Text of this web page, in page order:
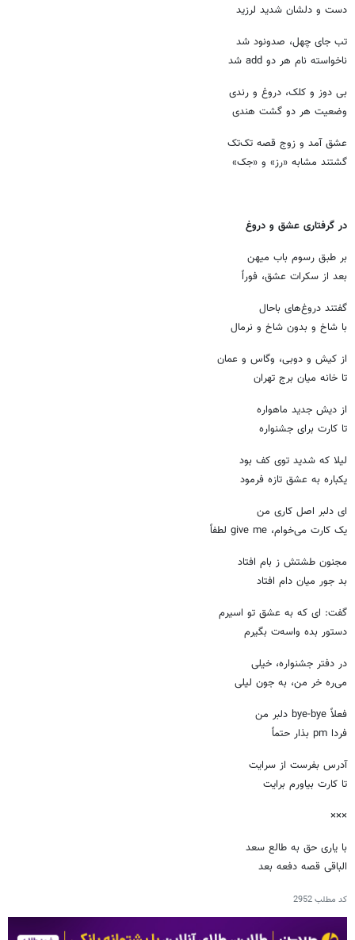
دست و دلشان شدید لرزید
تب جای چهل، صدونود شد
ناخواسته نام هر دو add شد
بی دوز و کلک، دروغ و رندی
وضعیت هر دو گشت هندی
عشق آمد و زوج قصه تک‌تک
گشتند مشابه «رز» و «جک»
در گرفتاری عشق و دروغ
بر طبق رسوم باب میهن
بعد از سکرات عشق، فوراً
گفتند دروغ‌های باحال
با شاخ و بدون شاخ و نرمال
از کیش و دوبی، وگاس و عمان
تا خانه میان برج تهران
از دیش جدید ماهواره
تا کارت برای جشنواره
لیلا که شدید توی کف بود
یکباره به عشق تازه فرمود
ای دلبر اصل کاری من
یک کارت می‌خوام، give me لطفاً
مجنون طشتش ز بام افتاد
بد جور میان دام افتاد
گفت: ای که به عشق تو اسیرم
دستور بده واسه‌ت بگیرم
در دفتر جشنواره، خیلی
می‌ره خر من، به جون لیلی
فعلاً bye-bye دلبر من
فردا pm بذار حتماً
آدرس بفرست از سرایت
تا کارت بیاورم برایت
×××
با یاری حق به طالع سعد
الباقی قصه دفعه بعد
کد مطلب2952